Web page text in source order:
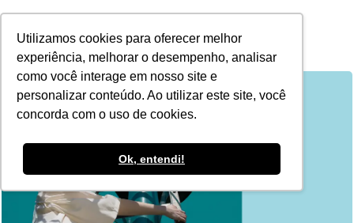
Utilizamos cookies para oferecer melhor
experiência, melhorar o desempenho, analisar
como você interage em nosso site e
personalizar conteúdo. Ao utilizar este site, você
concorda com o uso de cookies.
Ok, entendi!
POR